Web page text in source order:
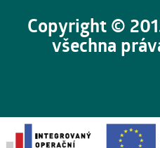
Copyright ©
všechna